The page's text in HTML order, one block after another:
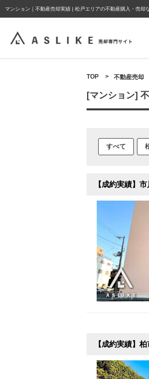
マンション｜不動産売却実績 | 松戸エリアの不動産購入・売却
TOP > 不動産売却
[マンション]
すべて
【成約実績】
【成約実績】